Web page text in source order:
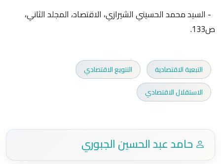
- السيد محمد الحسيني الشيرازي، الاقتصاد، المجلد الثاني،
ص133.
التبعية الاقتصادية
التنويع الاقتصادي
الاستقلال الاقتصادي
حامد عبد الحسين الجبوري